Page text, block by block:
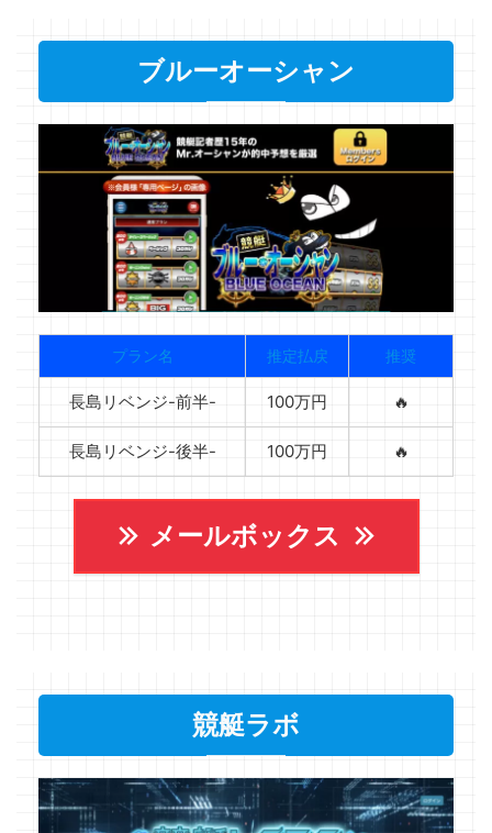
ブルーオーシャン
プラン名 推定払戻 推奨
長島リベンジ-前半- 100万円 🔥
長島リベンジ-後半- 100万円 🔥
メールボックス
競艇ラボ